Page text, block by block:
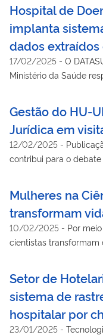
Hospital de
implanta
dados extraídos
17/02/2025 - O
Ministério da Saúde
Gestão do HU-
Jurídica em
12/02/2025 -
contribui para o
Mulheres na
transformam
10/02/2025 - Por
cientistas transformam
Setor de
sistema de
hospitalar por
23/01/2025 -